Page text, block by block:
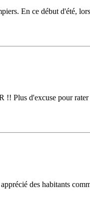
En ce début d'été,
Plus d'excuse pour
des habitants